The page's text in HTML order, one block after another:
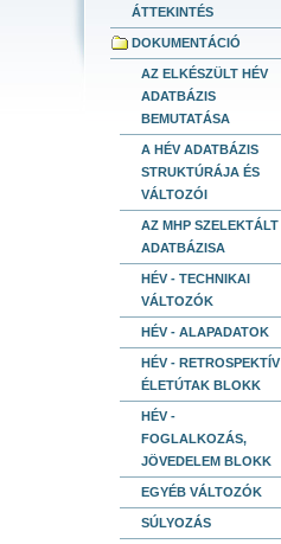
ÁTTEKINTÉS
DOKUMENTÁCIÓ
AZ ELKÉSZÜLT HÉV
ADATBÁZIS
BEMUTATÁSA
A HÉV ADATBÁZIS
STRUKTÚRÁJA ÉS
VÁLTOZÓI
AZ MHP SZELEKTÁLT
ADATBÁZISA
HÉV - TECHNIKAI
VÁLTOZÓK
HÉV - ALAPADATOK
HÉV - RETROSPEKTÍV
ÉLETÚTAK BLOKK
HÉV -
FOGLALKOZÁS,
JÖVEDELEM BLOKK
EGYÉB VÁLTOZÓK
SÚLYOZÁS